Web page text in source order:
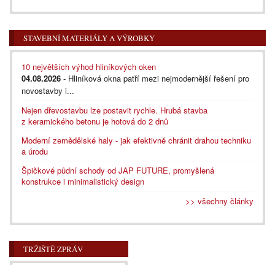
STAVEBNÍ MATERIÁLY A VÝROBKY
10 největších výhod hliníkových oken
04.08.2026 - Hliníková okna patří mezi nejmodernější řešení pro
novostavby i...
Nejen dřevostavbu lze postavit rychle. Hrubá stavba
z keramického betonu je hotová do 2 dnů
Moderní zemědělské haly - jak efektivně chránit drahou techniku
a úrodu
Špičkové půdní schody od JAP FUTURE, promyšlená
konstrukce i minimalistický design
>> všechny články
TRŽIŠTĚ ZPRÁV